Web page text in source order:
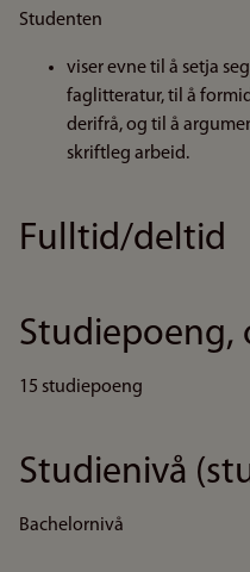
Studenten
viser evne til å setja
faglitteratur, til å
derifrå, og til å
skriftleg arbeid.
Fulltid/deltid
Studiepoeng,
15 studiepoeng
Studienivå
Bachelornivå